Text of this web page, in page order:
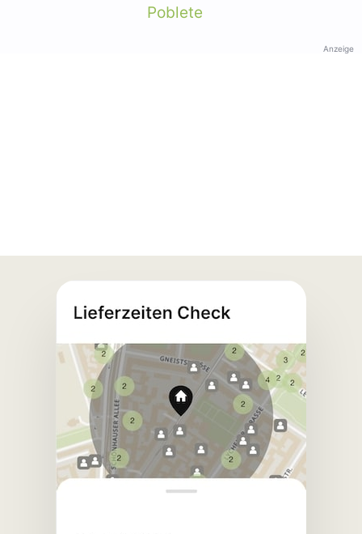
Poblete
Anzeige